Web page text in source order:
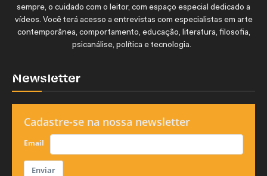
sempre, o cuidado com o leitor, com espaço especial dedicado a
vídeos. Você terá acesso a entrevistas com especialistas em arte
contemporânea, comportamento, educação, literatura, filosofia,
psicanálise, política e tecnologia.
Newsletter
Cadastre-se na nossa newsletter
Email
Enviar